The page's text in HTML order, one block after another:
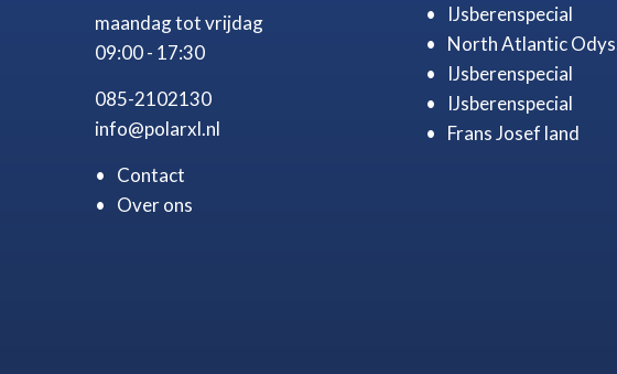
maandag tot vrijdag
09:00 - 17:30
085-2102130
info@polarxl.nl
Contact
Over ons
IJsberenspecial
North Atlantic
IJsberenspecial
IJsberenspecial
Frans Josef land